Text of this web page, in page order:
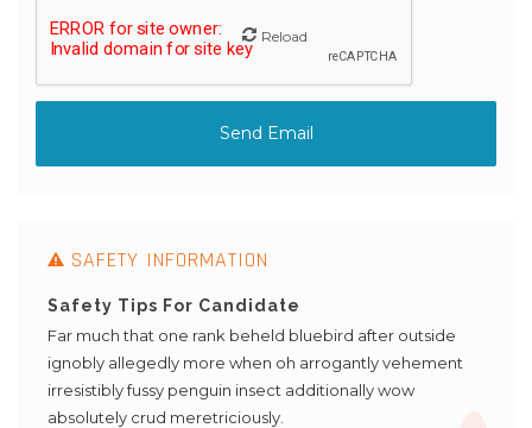
Reload
SAFETY INFORMATION
Safety Tips For Candidate
Far much that one rank beheld bluebird after outside
ignobly allegedly more when oh arrogantly vehement
irresistibly fussy penguin insect additionally wow
absolutely crud meretriciously.